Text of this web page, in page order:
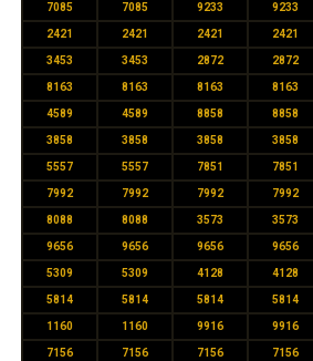
7085 7085 9233 9233
2421 2421 2421 2421
3453 3453 2872 2872
8163 8163 8163 8163
4589 4589 8858 8858
3858 3858 3858 3858
5557 5557 7851 7851
7992 7992 7992 7992
8088 8088 3573 3573
9656 9656 9656 9656
5309 5309 4128 4128
5814 5814 5814 5814
1160 1160 9916 9916
7156 7156 7156 7156